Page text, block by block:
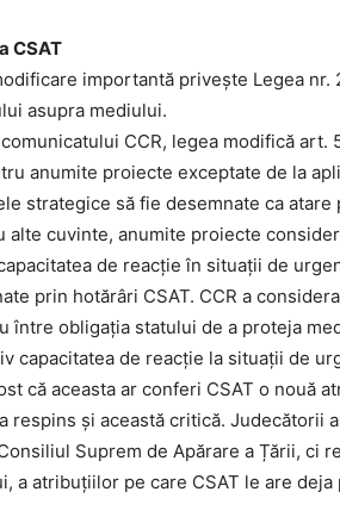
CSAT
importantă privește Legea
asupra mediului.
CCR, legea modifică art.
anumite proiecte exceptate de la
strategice să fie desemnate ca
alte cuvinte, anumite proiecte
de reacție în situații de
prin hotărâri CSAT. CCR a
între obligația statului de a proteja
capacitatea de reacție la situații de
că aceasta ar conferi CSAT o nouă
respins și această critică. Judecătorii
Suprem de Apărare a Țării, ci
a atribuțiilor pe care CSAT le are